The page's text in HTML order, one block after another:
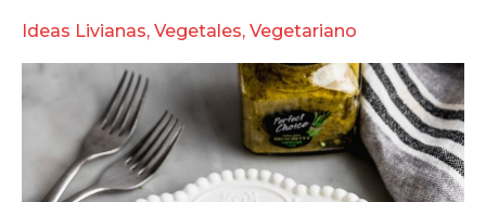
Ideas Livianas, Vegetales, Vegetariano